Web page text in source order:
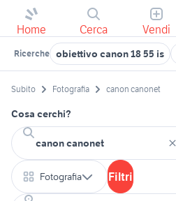
Home Cerca Vendi
Ricerche obiettivo canon 18 55 is
Subito Fotografia canon canonet
Cosa cerchi?
Fotografia Filtri